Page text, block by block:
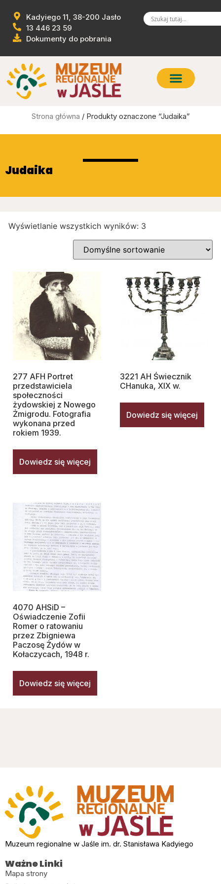
Kadyiego 11, 38-200 Jasło
13 446 23 59
Dokumenty do pobrania
Strona główna / Produkty oznaczone “Judaika”
Judaika
Wyświetlanie wszystkich wyników: 3
277 AFH Portret
przedstawiciela
społeczności
żydowskiej z Nowego
Żmigrodu. Fotografia
wykonana przed
rokiem 1939.
Dowiedz się więcej
3221 AH Świecznik
CHanuka, XIX w.
Dowiedz się więcej
4070 AHSiD –
Oświadczenie Zofii
Romer o ratowaniu
przez Zbigniewa
Paczosę Żydów w
Kołaczycach, 1948 r.
Dowiedz się więcej
Muzeum regionalne w Jaśle im. dr. Stanisława Kadyiego
Ważne Linki
Mapa strony